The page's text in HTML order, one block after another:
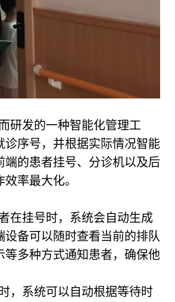
研发的一种智能化管理工
序号，并根据实际情况智能
的患者挂号、分诊机以及后
率最大化。
在挂号时，系统会自动生成
备可以随时查看当前的排队
多种方式通知患者，确保他
，系统可以自动根据等待时